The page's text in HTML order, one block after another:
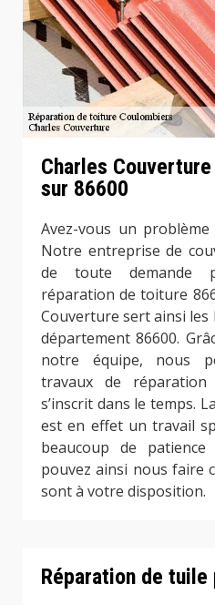
Charles
sur 86600
Avez-vous un
Notre entreprise de
de toute demande
réparation de toiture
Couverture sert ainsi les
département 86600.
notre équipe, nous
travaux de
s’inscrit dans le temps.
est en effet un travail
beaucoup de
pouvez ainsi nous faire
sont à votre disposition.
Réparation de